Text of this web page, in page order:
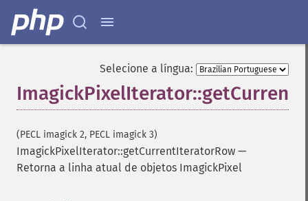
Selecione a língua:
(PECL imagick 2, PECL imagick 3)
ImagickPixelIterator::getCurrentIteratorRow —
Retorna a linha atual de objetos ImagickPixel